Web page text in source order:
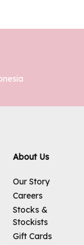
About Us
Our Story
Careers
Stocks &
Stockists
Gift Cards